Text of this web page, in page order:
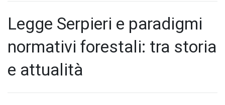
Legge Serpieri e paradigmi
normativi forestali: tra storia
e attualità